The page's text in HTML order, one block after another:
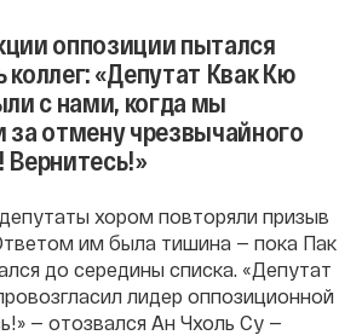
оппозиции пытался
коллег: «Депутат Квак Кю
с нами, когда мы
за отмену чрезвычайного
хором повторяли призыв
им была тишина — пока Пак
до середины списка. «Депутат
лидер оппозиционной
— отозвался Ан Чхоль Су —